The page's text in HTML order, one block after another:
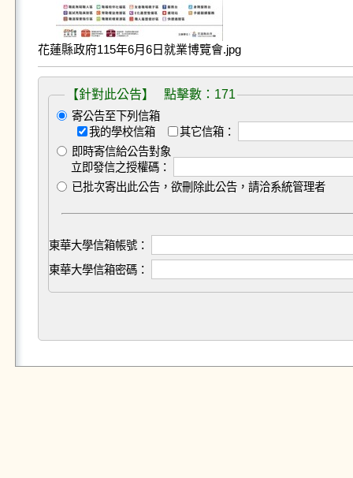
花蓮縣政府115年6月6日就業博覽會.jpg
【針對此公告】 點擊數：171
寄公告至下列信箱
我的學校信箱
其它信箱：
即時寄信給公告對象
立即發信之授權碼：
已批次寄出此公告，欲刪除此公告，請洽系統管理者
東華大學信箱帳號：
東華大學信箱密碼：